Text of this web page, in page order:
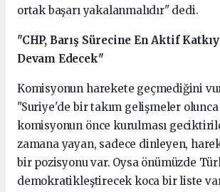
ortak başarı yakalanmalıdır" dedi.
"CHP, Barış Sürecine En Aktif
Devam Edecek"
Komisyonun harekete geçmediğini
"Suriye'de bir takım gelişmeler olunca
komisyonun önce kurulması
zamana yayan, sadece dinleyen,
bir pozisyonu var. Oysa önümüzde
demokratikleştirecek koca bir liste